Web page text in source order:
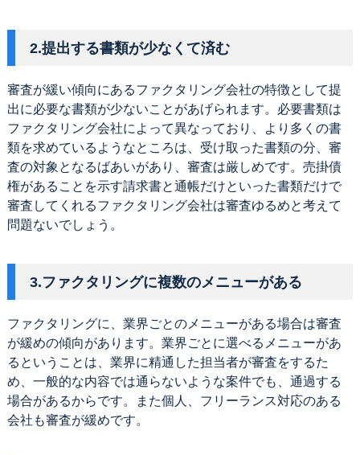
2.提出する書類が少なくて済む
審査が緩い傾向にあるファクタリング会社の特徴として提
出に必要な書類が少ないことがあげられます。必要書類は
ファクタリング会社によって異なっており、より多くの書
類を求めているようなところは、受け取った書類の分、審
査の対象となるばあいがあり、審査は厳しめです。売掛債
権があることを示す請求書と通帳だけといった書類だけで
審査してくれるファクタリング会社は審査ゆるめと考えて
問題ないでしょう。
3.ファクタリングに複数のメニューがある
ファクタリングに、業界ごとのメニューがある場合は審査
が緩めの傾向があります。業界ごとに選べるメニューがあ
るということは、業界に精通した担当者が審査をするた
め、一般的な内容では通らないような案件でも、通過する
場合があるからです。また個人、フリーランス対応のある
会社も審査が緩めです。